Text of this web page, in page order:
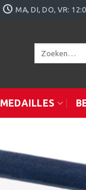
MA, DI, DO, VR:
Zoeken
MEDAILLES